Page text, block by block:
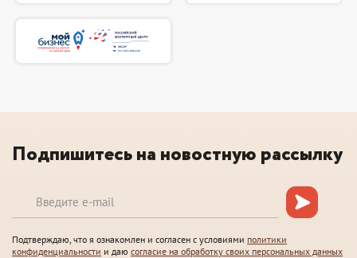
Подпишитесь на новостную рассылку
Подтверждаю, что я ознакомлен и согласен с условиями политики
конфиденциальности и даю согласие на обработку своих персональных данных